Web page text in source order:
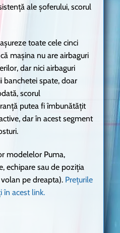
ale șoferului, scorul
toate cele cinci
mașina nu are airbaguri
dar nici airbaguri
banchetei spate, doar
scorul
putea fi îmbunătățit
dar în acest segment
modelelor Puma,
echipare sau de poziția
pe dreapta). Prețurile
în acest link.